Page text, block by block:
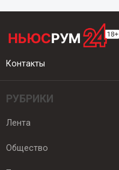
Контакты
РУБРИКИ
Лента
Общество